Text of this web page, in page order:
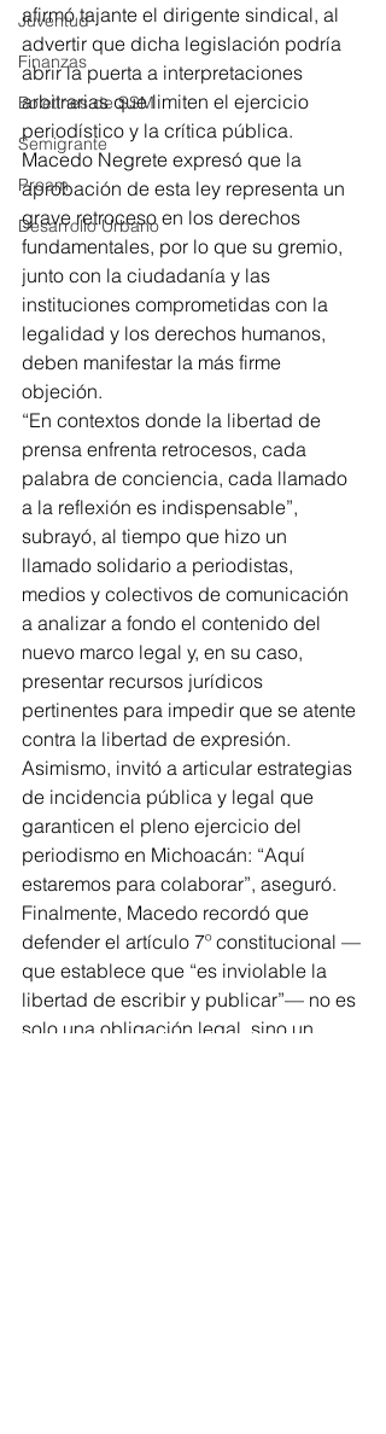
Juventud
Finanzas
Boletines de SSM
Semigrante
Proam
Desarrollo Urbano
afirmó tajante el dirigente sindical, al
advertir que dicha legislación podría
abrir la puerta a interpretaciones
arbitrarias que limiten el ejercicio
periodístico y la crítica pública.
Macedo Negrete expresó que la
aprobación de esta ley representa un
grave retroceso en los derechos
fundamentales, por lo que su gremio,
junto con la ciudadanía y las
instituciones comprometidas con la
legalidad y los derechos humanos,
deben manifestar la más firme
objeción.
“En contextos donde la libertad de
prensa enfrenta retrocesos, cada
palabra de conciencia, cada llamado
a la reflexión es indispensable”,
subrayó, al tiempo que hizo un
llamado solidario a periodistas,
medios y colectivos de comunicación
a analizar a fondo el contenido del
nuevo marco legal y, en su caso,
presentar recursos jurídicos
pertinentes para impedir que se atente
contra la libertad de expresión.
Asimismo, invitó a articular estrategias
de incidencia pública y legal que
garanticen el pleno ejercicio del
periodismo en Michoacán: “Aquí
estaremos para colaborar”, aseguró.
Finalmente, Macedo recordó que
defender el artículo 7º constitucional —
que establece que “es inviolable la
libertad de escribir y publicar”— no es
solo una obligación legal, sino un